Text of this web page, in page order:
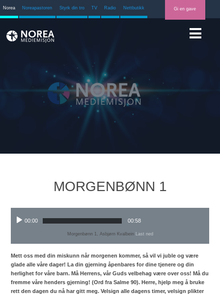
Norea Noreapastoren Styrk din tro TV Radio Nettbutikk Gi en gave
MORGENBØNN 1
00:00 00:58
Morgenbønn 1, Asbjørn Kvalbein Last ned
Mett oss med din miskunn når morgenen kommer, så vil vi juble og være
glade alle våre dager! La din gjerning åpenbares for dine tjenere og din
herlighet for våre barn. Må Herrens, vår Guds velbehag være over oss! Må du
fremme våre henders gjerning! (Ord fra Salme 90). Herre, hjelp meg å bruke
rett den dagen du nå har gitt meg. Velsign alle dagens timer, velsign plikter